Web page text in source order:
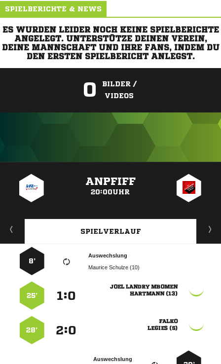
SPIELBERICHTE & NEWS
ES WURDEN LEIDER NOCH KEINE SPIELBERICHTE
ANGELEGT. UNTERSTÜTZE DEINEN VEREIN,
DEINE MANNSCHAFT UND IHRE FANS, INDEM DU
DEN ERSTEN SPIELBERICHT ANLEGST.
0
BILDER /
VIDEOS
ANPFIFF
20:00UHR
SPIELVERLAUF
Auswechslung
  
8’
  
 
:
25’

 
:
28’
Auswechslung